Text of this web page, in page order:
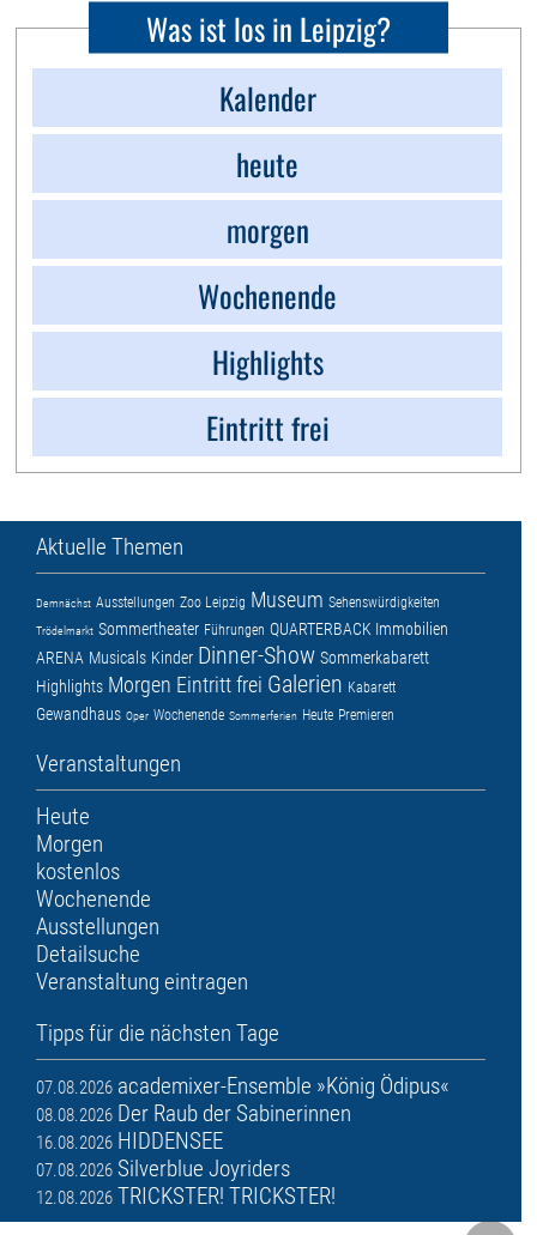
Was ist los in Leipzig?
Kalender
heute
morgen
Wochenende
Highlights
Eintritt frei
Aktuelle Themen
Demnächst Ausstellungen Zoo Leipzig Museum Sehenswürdigkeiten
Trödelmarkt Sommertheater Führungen QUARTERBACK Immobilien
ARENA Musicals Kinder Dinner-Show Sommerkabarett
Highlights Morgen Eintritt frei Galerien Kabarett
Gewandhaus Oper Wochenende Sommerferien Heute Premieren
Veranstaltungen
Heute
Morgen
kostenlos
Wochenende
Ausstellungen
Detailsuche
Veranstaltung eintragen
Tipps für die nächsten Tage
07.08.2026 academixer-Ensemble »König Ödipus«
08.08.2026 Der Raub der Sabinerinnen
16.08.2026 HIDDENSEE
07.08.2026 Silverblue Joyriders
12.08.2026 TRICKSTER! TRICKSTER!